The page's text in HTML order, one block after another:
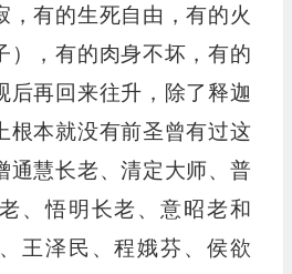
，有的生死自由，有的火
），有的肉身不坏，有的
后再回来往升，除了释迦
根本就没有前圣曾有过这
通慧长老、清定大师、普
、悟明长老、意昭老和
王泽民、程娥芬、侯欲